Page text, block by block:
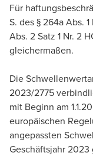
Für
S. des § 264a Abs.
Abs. 2 Satz 1 Nr. 2
gleichermaßen.
Die
2023/2775
mit Beginn am
europäischen
angepassten
Geschäftsjahr